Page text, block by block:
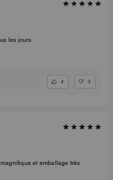
les jours
4 3
et emballage très